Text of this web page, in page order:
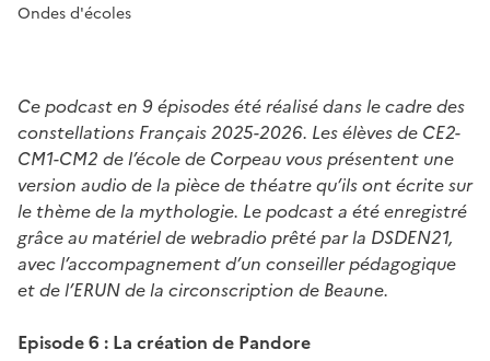
Ondes d'écoles
Ce podcast en 9 épisodes été réalisé dans le cadre des
constellations Français 2025-2026. Les élèves de CE2-
CM1-CM2 de l’école de Corpeau vous présentent une
version audio de la pièce de théatre qu’ils ont écrite sur
le thème de la mythologie. Le podcast a été enregistré
grâce au matériel de webradio prêté par la DSDEN21,
avec l’accompagnement d’un conseiller pédagogique
et de l’ERUN de la circonscription de Beaune.
Episode 6 : La création de Pandore